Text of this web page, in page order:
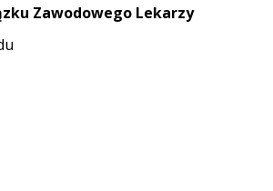
Zawodowego Lekarzy